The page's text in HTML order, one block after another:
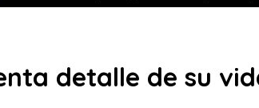
detalle de su